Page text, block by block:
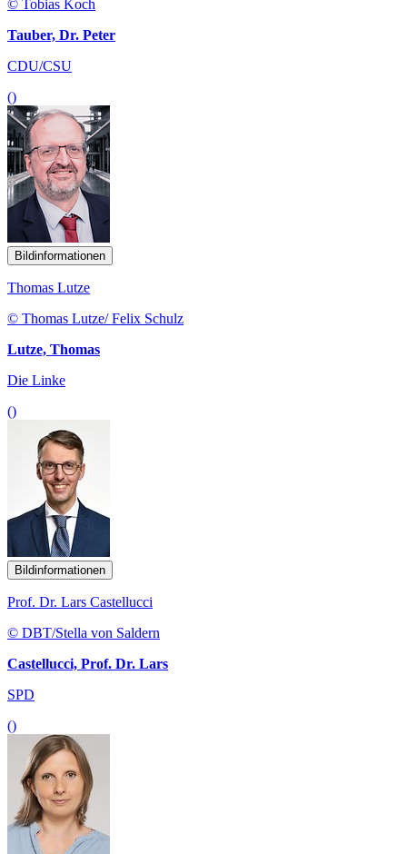
© Tobias Koch
Tauber, Dr. Peter
CDU/CSU
()
Bildinformationen
Thomas Lutze
© Thomas Lutze/ Felix Schulz
Lutze, Thomas
Die Linke
()
Bildinformationen
Prof. Dr. Lars Castellucci
© DBT/Stella von Saldern
Castellucci, Prof. Dr. Lars
SPD
()